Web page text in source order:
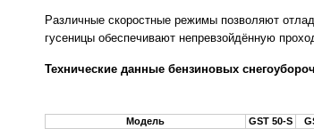
Различные скоростные режимы позволяют
гусеницы обеспечивают непревзойдённую
Технические данные бензиновых
Модель GST 50-S